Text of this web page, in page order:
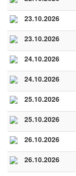
23.10.2026
23.10.2026
24.10.2026
24.10.2026
25.10.2026
25.10.2026
26.10.2026
26.10.2026